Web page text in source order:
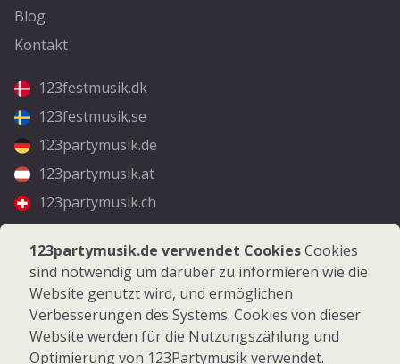
Blog
Kontakt
123festmusik.dk
123festmusik.se
123partymusik.de
123partymusik.at
123partymusik.ch
Folgen Sie uns
Facebook
Instagram
123partymusik.de verwendet CookiesCookies
sind notwendig um darüber zu informieren wie die
Website genutzt wird, und ermöglichen
Verbesserungen des Systems. Cookies von dieser
Website werden für die Nutzungszählung und
Optimierung von 123Partymusik verwendet.